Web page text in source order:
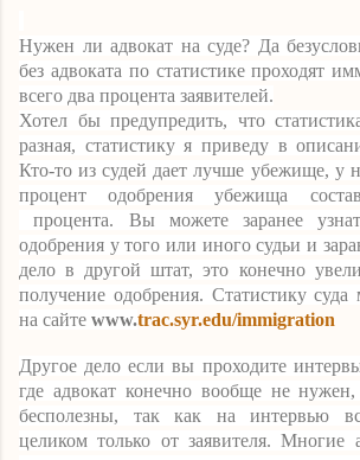
Нужен ли адвокат на суде? Да
без адвоката по статистике проходят
всего два процента заявителей.
Хотел бы предупредить, что
разная, статистику я приведу в
Кто-то из судей дает лучше убежище, у
процент одобрения убежища
процента. Вы можете заранее
одобрения у того или иного судьи и
дело в другой штат, это конечно
получение одобрения. Статистику
на сайте www.trac.syr.edu/immigration
Другое дело если вы проходите
где адвокат конечно вообще не
бесполезны, так как на интервью
целиком только от заявителя. Многие